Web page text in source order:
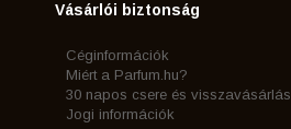
Vásárlói biztonság
Céginformációk
Miért a Parfum.hu?
30 napos csere és visszavásárlás
Jogi információk